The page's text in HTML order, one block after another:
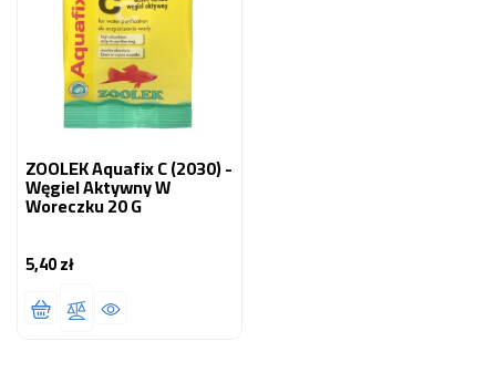
ZOOLEK Aquafix C (2030) -
Węgiel Aktywny W
Woreczku 20 G
5,40 złCena